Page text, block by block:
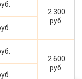
2 300
руб.
2 600
руб.